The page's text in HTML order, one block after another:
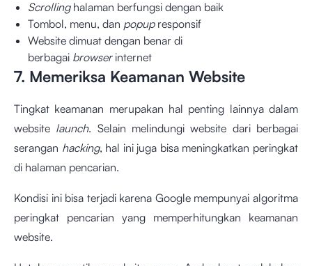
Scrollinghalaman berfungsi dengan baik
Tombol, menu, dan popupresponsif
Website dimuat dengan benar di
berbagai browser internet
7. Memeriksa Keamanan Website
Tingkat keamanan merupakan hal penting lainnya dalam
website launch. Selain melindungi website dari berbagai
serangan hacking, hal ini juga bisa meningkatkan peringkat
di halaman pencarian.
Kondisi ini bisa terjadi karena Google mempunyai algoritma
peringkat pencarian yang memperhitungkan keamanan
website.